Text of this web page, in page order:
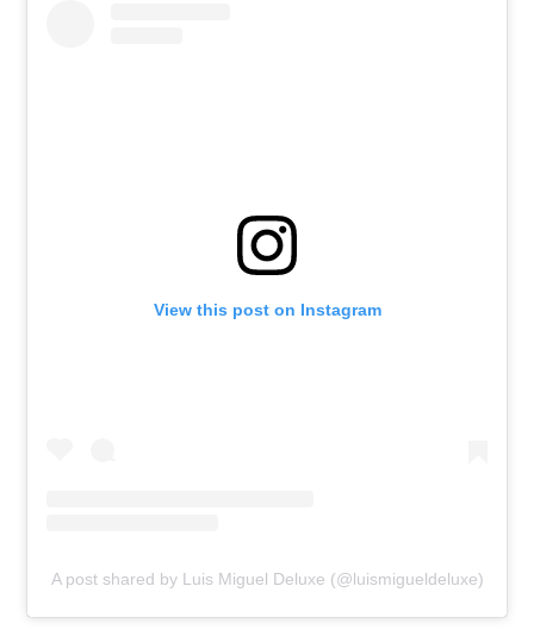
View this post on Instagram
A post shared by Luis Miguel Deluxe (@luismigueldeluxe)